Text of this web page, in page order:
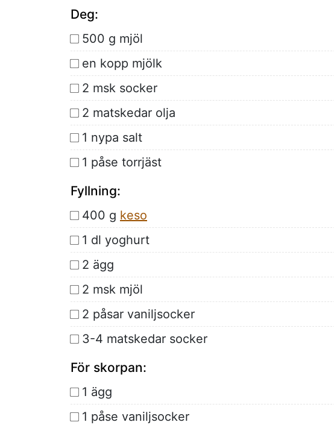
Deg:
500 g mjöl
en kopp mjölk
2 msk socker
2 matskedar olja
1 nypa salt
1 påse torrjäst
Fyllning:
400 g keso
1 dl yoghurt
2 ägg
2 msk mjöl
2 påsar vaniljsocker
3-4 matskedar socker
För skorpan:
1 ägg
1 påse vaniljsocker